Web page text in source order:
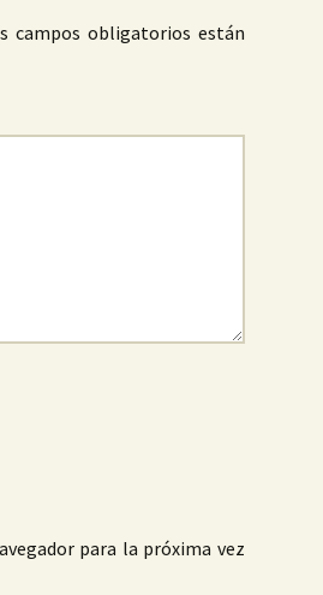
campos obligatorios están
para la próxima vez